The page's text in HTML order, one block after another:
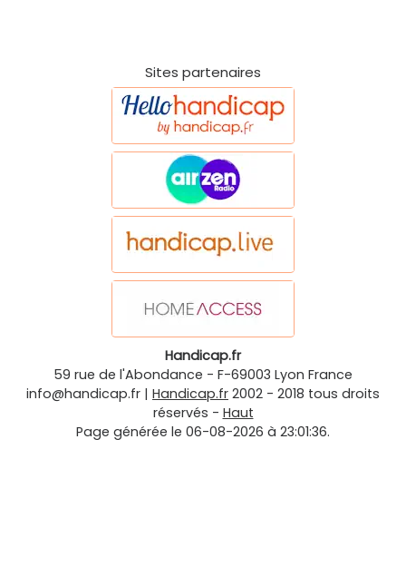
Sites partenaires
Handicap.fr
59 rue de l'Abondance - F-69003 Lyon France
info@handicap.fr | Handicap.fr 2002 - 2018 tous droits
réservés - Haut
Page générée le 06-08-2026 à 23:01:36.